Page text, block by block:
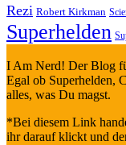
Rezi Robert Kirkman
Superhelden
I Am Nerd! Der Blog
Egal ob Superhelden,
alles, was Du magst.
*Bei diesem Link
ihr darauf klickt und